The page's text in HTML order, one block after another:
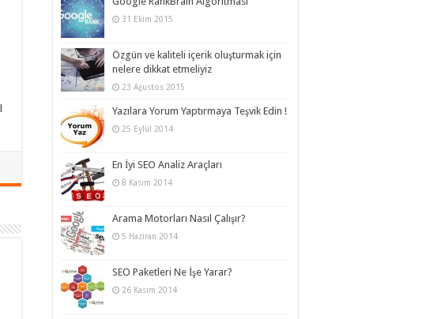
31 Ekim 2015
Özgün ve kaliteli içerik oluşturmak için
nelere dikkat etmeliyiz
23 Ağustos 2015
Yazılara Yorum Yaptırmaya Teşvik Edin !
25 Eylül 2014
En İyi SEO Analiz Araçları
8 Kasım 2014
Arama Motorları Nasıl Çalışır?
5 Haziran 2014
SEO Paketleri Ne İşe Yarar?
26 Kasım 2014